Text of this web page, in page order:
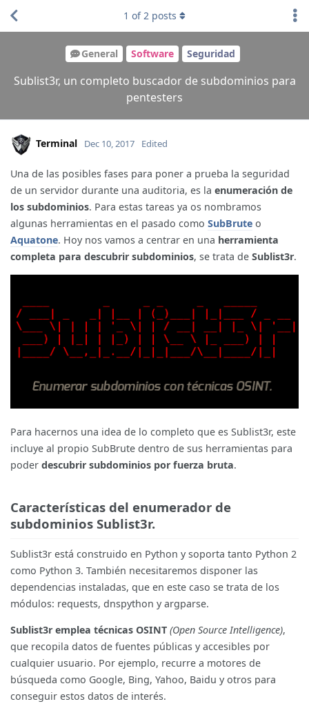
General Software Seguridad
Sublist3r, un completo buscador de subdominios para
pentesters
1 of2 posts
Terminal Dec 10, 2017 Edited
Una de las posibles fases para poner a prueba la seguridad
de un servidor durante una auditoria, es la enumeración de
los subdominios. Para estas tareas ya os nombramos
algunas herramientas en el pasado como SubBrute o
Aquatone. Hoy nos vamos a centrar en una herramienta
completa para descubrir subdominios, se trata de Sublist3r.
Para hacernos una idea de lo completo que es Sublist3r, este
incluye al propio SubBrute dentro de sus herramientas para
poder descubrir subdominios por fuerza bruta.
Características del enumerador de
subdominios Sublist3r.
Sublist3r está construido en Python y soporta tanto Python 2
como Python 3. También necesitaremos disponer las
dependencias instaladas, que en este caso se trata de los
módulos: requests, dnspython y argparse.
Sublist3r emplea técnicas OSINT (Open Source Intelligence),
que recopila datos de fuentes públicas y accesibles por
cualquier usuario. Por ejemplo, recurre a motores de
búsqueda como Google, Bing, Yahoo, Baidu y otros para
conseguir estos datos de interés.